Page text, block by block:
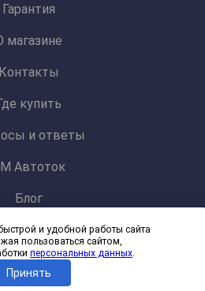
Гарантия
магазине
Контакты
купить
и ответы
Автоток
Блог
и обработки персональных данных
файлов cookies
и удобной работы сайта
пользоваться сайтом,
персональных данных.
Принять